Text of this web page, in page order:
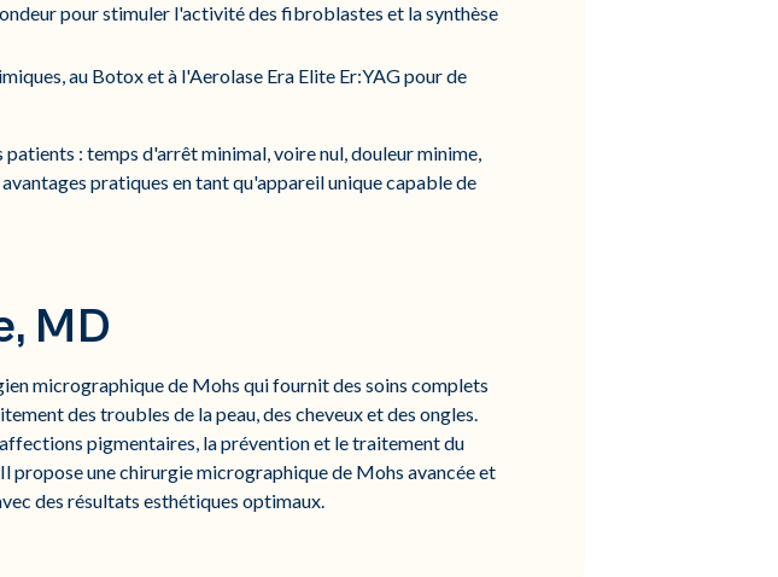
pour stimuler l'activité des fibroblastes et la synthèse
au Botox et à l'Aerolase Era Elite Er:YAG pour de
: temps d'arrêt minimal, voire nul, douleur minime,
pratiques en tant qu'appareil unique capable de
MD
micrographique de Mohs qui fournit des soins complets
des troubles de la peau, des cheveux et des ongles.
pigmentaires, la prévention et le traitement du
propose une chirurgie micrographique de Mohs avancée et
des résultats esthétiques optimaux.